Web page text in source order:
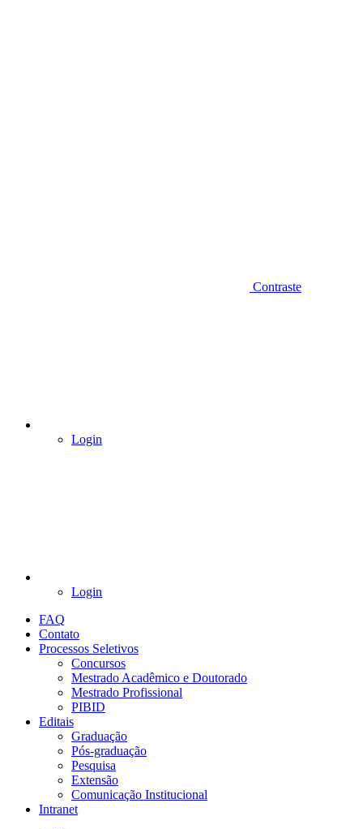
Contraste
Login
Login
FAQ
Contato
Processos Seletivos
Concursos
Mestrado Acadêmico e Doutorado
Mestrado Profissional
PIBID
Editais
Graduação
Pós-graduação
Pesquisa
Extensão
Comunicação Institucional
Intranet